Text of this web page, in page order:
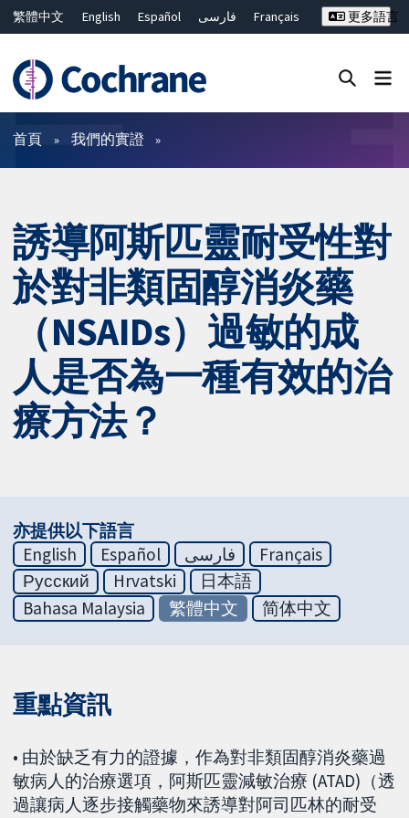
繁體中文 English Español فارسی
Français
ไทย
简体中文
更多語言
篩選條件
首頁 我們的實證
誘導阿斯匹靈耐受性對
於對非類固醇消炎藥
（NSAIDs）過敏的成
人是否為一種有效的治
療方法？
亦提供以下語言
English
Español فارسی
Français
Русский
Hrvatski
日本語
Bahasa Malaysia
繁體中文 简体中文
重點資訊
• 由於缺乏有力的證據，作為對非類固醇消炎藥過
敏病人的治療選項，阿斯匹靈減敏治療 (ATAD)（透
過讓病人逐步接觸藥物來誘導對阿司匹林的耐受